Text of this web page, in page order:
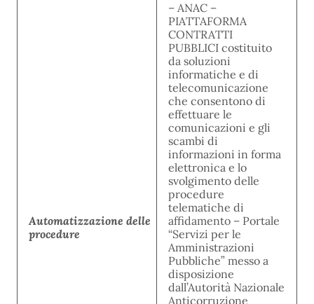
Automatizzazione delle
procedure
– ANAC –
PIATTAFORMA
CONTRATTI
PUBBLICI costituito
da soluzioni
informatiche e di
telecomunicazione
che consentono di
effettuare le
comunicazioni e gli
scambi di
informazioni in forma
elettronica e lo
svolgimento delle
procedure
telematiche di
affidamento – Portale
“Servizi per le
Amministrazioni
Pubbliche” messo a
disposizione
dall’Autorità Nazionale
Anticorruzione